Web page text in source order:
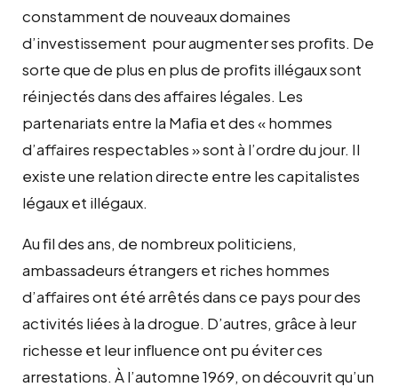
constamment de nouveaux domaines
d’investissement pour augmenter ses proﬁts. De
sorte que de plus en plus de proﬁts illégaux sont
réinjectés dans des affaires légales. Les
partenariats entre la Maﬁa et des « hommes
d’affaires respectables » sont à l’ordre du jour. Il
existe une relation directe entre les capitalistes
légaux et illégaux.
Au ﬁl des ans, de nombreux politiciens,
ambassadeurs étrangers et riches hommes
d’affaires ont été arrêtés dans ce pays pour des
activités liées à la drogue. D’autres, grâce à leur
richesse et leur inﬂuence ont pu éviter ces
arrestations. À l’automne 1969, on découvrit qu’un